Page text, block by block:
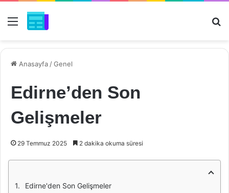
Menü
Anasayfa /Genel
Edirne’den Son
Gelişmeler
29 Temmuz 2025 2 dakika okuma süresi
Edirne'den Son Gelişmeler